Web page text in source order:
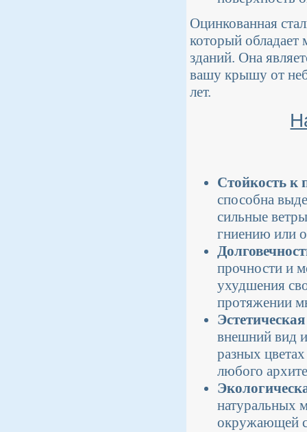
Оцинкованная
который
зданий. Она
вашу крышу от
лет.
Стойкость к
способна
сильные
гниению или
прочности и
ухудшения
протяжении
внешний вид
разных
любого
натуральных
окружающей